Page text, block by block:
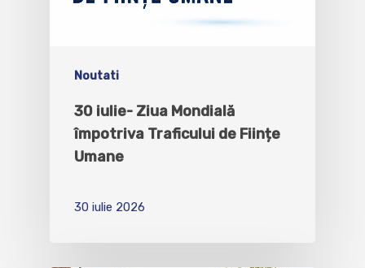
Noutati
30 iulie- Ziua Mondială
împotriva Traficului de Ființe
Umane
30 iulie 2026